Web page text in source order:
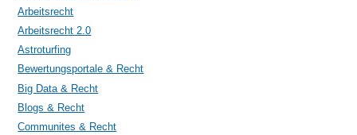
Arbeitsrecht
Arbeitsrecht 2.0
Astroturfing
Bewertungsportale & Recht
Big Data & Recht
Blogs & Recht
Communites & Recht